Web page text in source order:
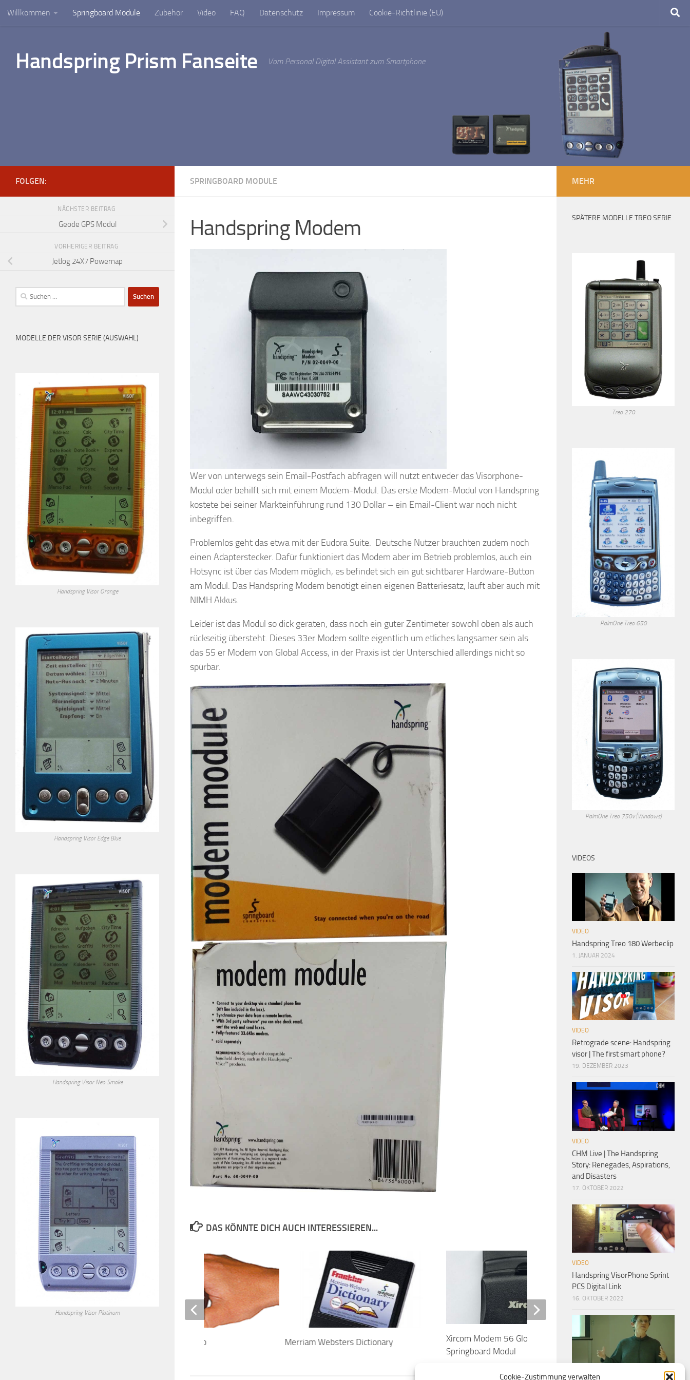
Cookie-Zustimmung verwalten
Unter dem Inhalt
Willkommen Springboard Module Zubehör Video FAQ Datenschutz Impressum Cookie-Richtlinie (EU)
Handspring Prism Fanseite Vom Personal Digital Assistant zum Smartphone
SPRINGBOARD MODULE
Handspring Modem
Wer von unterwegs sein Email-Postfach abfragen will nutzt entweder das Visorphone-
Modul oder behilft sich mit einem Modem-Modul. Das erste Modem-Modul von Handspring
kostete bei seiner Markteinführung rund 130 Dollar – ein Email-Client war noch nicht
inbegriffen.
Problemlos geht das etwa mit der Eudora Suite. Deutsche Nutzer brauchten zudem noch
einen Adapterstecker. Dafür funktioniert das Modem aber im Betrieb problemlos, auch ein
Hotsync ist über das Modem möglich, es befindet sich ein gut sichtbarer Hardware-Button
am Modul. Das Handspring Modem benötigt einen eigenen Batteriesatz, läuft aber auch mit
NIMH Akkus.
Leider ist das Modul so dick geraten, dass noch ein guter Zentimeter sowohl oben als auch
rückseitig übersteht. Dieses 33er Modem sollte eigentlich um etliches langsamer sein als
das 55 er Modem von Global Access, in der Praxis ist der Unterschied allerdings nicht so
spürbar.
DAS KÖNNTE DICH AUCH INTERESSIEREN...
Merriam Websters Dictionary
Xircom Modem 56 Global Access
Springboard Modul
Stedman’s Medical
Jetlog 24X7 Powernap
FOLGEN:
NÄCHSTER BEITRAG
Geode GPS Modul
VORHERIGER BEITRAG
Jetlog 24X7 Powernap
Suchen
nach:
MODELLE DER VISOR SERIE (AUSWAHL)
Handspring Visor Orange
Handspring Visor Edge Blue
Handspring Visor Neo Smoke
Handspring Visor Platinum
MEHR
SPÄTERE MODELLE TREO SERIE
Treo 270
PalmOne Treo 650
PalmOne Treo 750v (Windows)
VIDEOS
VIDEO
Handspring Treo 180 Werbeclip
1. JANUAR 2024
VIDEO
Retrograde scene: Handspring
visor | The first smart phone?
19. DEZEMBER 2023
VIDEO
CHM Live | The Handspring
Story: Renegades, Aspirations,
and Disasters
17. OKTOBER 2022
VIDEO
Handspring VisorPhone Sprint
PCS Digital Link
16. OKTOBER 2022
VIDEO